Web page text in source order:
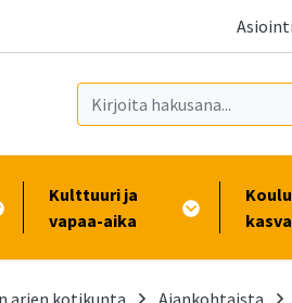
Asiointi
Kulttuuri ja
vapaa-aika
arjen kotikunta Ajankohtaista